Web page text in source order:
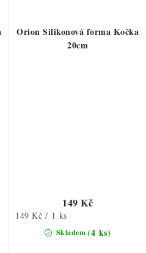
Orion Silikonová forma Kočka
20cm
Skladem(4 ks)
149 Kč
Měrná
149 Kč / 1 ks